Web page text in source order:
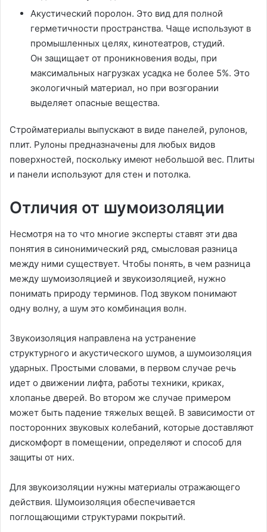
Акустический поролон. Это вид для полной
герметичности пространства. Чаще используют в
промышленных целях, кинотеатров, студий.
Он защищает от проникновения воды, при
максимальных нагрузках усадка не более 5%. Это
экологичный материал, но при возгорании
выделяет опасные вещества.
Стройматериалы выпускают в виде панелей, рулонов,
плит. Рулоны предназначены для любых видов
поверхностей, поскольку имеют небольшой вес. Плиты
и панели используют для стен и потолка.
Отличия от шумоизоляции
Несмотря на то что многие эксперты ставят эти два
понятия в синонимический ряд, смысловая разница
между ними существует. Чтобы понять, в чем разница
между шумоизоляцией и звукоизоляцией, нужно
понимать природу терминов. Под звуком понимают
одну волну, а шум это комбинация волн.
Звукоизоляция направлена на устранение
структурного и акустического шумов, а шумоизоляция
ударных. Простыми словами, в первом случае речь
идет о движении лифта, работы техники, криках,
хлопанье дверей. Во втором же случае примером
может быть падение тяжелых вещей. В зависимости от
посторонних звуковых колебаний, которые доставляют
дискомфорт в помещении, определяют и способ для
защиты от них.
Для звукоизоляции нужны материалы отражающего
действия. Шумоизоляция обеспечивается
поглощающими структурами покрытий.